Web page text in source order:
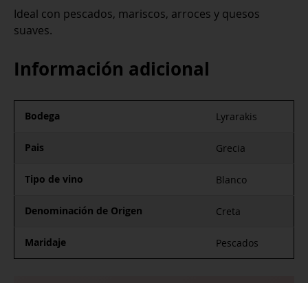
Ideal con pescados, mariscos, arroces y quesos
suaves.
Información adicional
Bodega Lyrarakis
Pais Grecia
Tipo de vino Blanco
Denominación de Origen Creta
Maridaje Pescados